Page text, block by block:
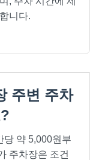
니다.
주변 주차
당 약 5,000원부
주차장은 조건